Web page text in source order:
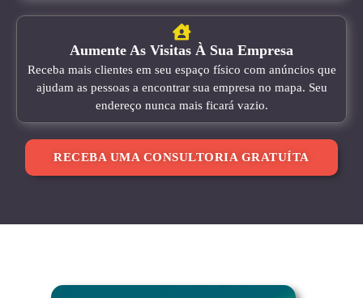
Aumente As Visitas À Sua Empresa
Receba mais clientes em seu espaço físico com anúncios que
ajudam as pessoas a encontrar sua empresa no mapa. Seu
endereço nunca mais ficará vazio.
RECEBA UMA CONSULTORIA GRATUÍTA